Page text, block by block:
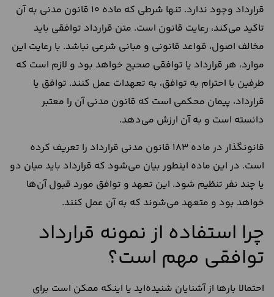
قرارداد وجود ندارد. تنها شرطی که ماده 10 قانون مدنی به آن
تاکید می‌کند، رعایت قانون است. متن قرارداد توافقی باید
مخالف اصول، قواعد قانونی و مبانی شرعی نباشد. با رعایت این
موارد، هر قرارداد یا توافقی صحیح خواهد بود و لازم است که
طرفین با احترام به توافق، به تعهدات عمل کنند. توافق یا
قرارداد، پیمان محکمی است که قانون مدنی آن را معتبر
دانسته است و به آن ارزش می‌دهد.
قانونگذار در ماده 183 قانون مدنی قرارداد را تعریف کرده
است. در این ماده اینطور بیان می‌شود که قرارداد باید میان دو
یا چند نفر تنظیم شود. این تعهد و توافق مورد قبول آن‌ها
خواهد بود و متعهد می‌شوند که به آن عمل کنند.
چرا استفاده از نمونه قرارداد
توافقی مهم است؟
احتمالا بارها از آشنایان شنیده‌اید یا اینکه ممکن است برای